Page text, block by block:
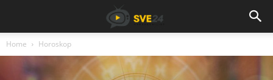
Home Horoskop